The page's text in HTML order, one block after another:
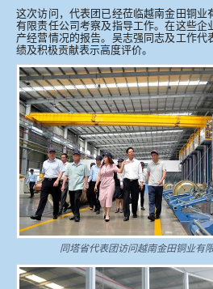
这次访问，代表团已经莅临越南金田铜业
有限责任公司考察及指导工作。在这些企
产经营情况的报告。吴志强同志及工作代
绩及积极贡献表示高度评价。
同塔省代表团访问越南金田铜业有